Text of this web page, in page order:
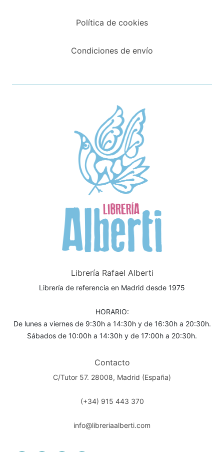
Política de cookies
Condiciones de envío
Librería Rafael Alberti
Librería de referencia en Madrid desde 1975
HORARIO:
De lunes a viernes de 9:30h a 14:30h y de 16:30h a 20:30h.
Sábados de 10:00h a 14:30h y de 17:00h a 20:30h.
Contacto
C/Tutor 57. 28008, Madrid (España)
(+34) 915 443 370
info@libreriaalberti.com